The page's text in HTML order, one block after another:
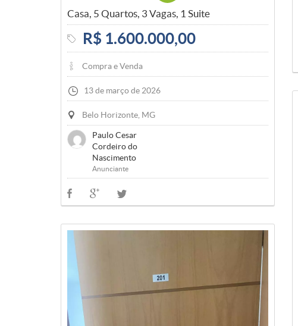
Casa, 5 Quartos, 3 Vagas, 1 Suite
R$ 1.600.000,00
Compra e Venda
13 de março de 2026
Belo Horizonte, MG
Paulo Cesar
Cordeiro do
Nascimento
Anunciante